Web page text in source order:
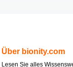
Über bionity.com
Lesen Sie alles